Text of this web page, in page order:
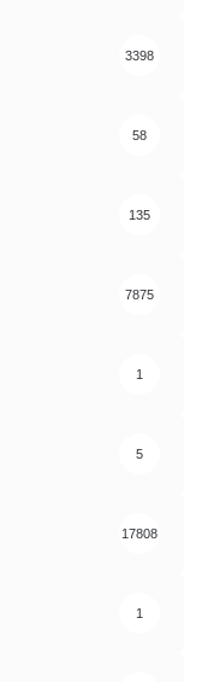
3398
58
135
7875
1
5
17808
1